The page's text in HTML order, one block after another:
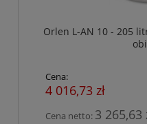
Orlen L-AN 10 - 205
Cena:
4 016,73 zł
Cena netto: 3 265,63